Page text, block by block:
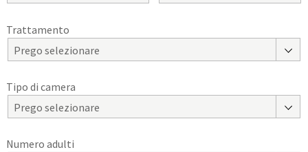
Trattamento
Prego selezionare
Tipo di camera
Prego selezionare
Numero adulti